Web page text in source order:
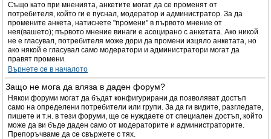
Също като при мненията, анкетите могат да се променят от
потребителя, който ги е пуснал, модератор и администратор. За да
промените анкета, натиснете "промени" в първото мнение от
нея(вашето); първото мнение винаги е асоцирано с анкетата. Ако никой
не е гласувал, потребителя може дори да промени изцяло анкетата, но
ако някой е гласувал само модератори и администратори могат да
правят промени.
Върнете се в началото
Защо не мога да вляза в даден форум?
Някои форуми могат да бъдат конфигурирани да позволяват достъп
само на определени потребители или групи. За да ги видите, разгледате,
пишете и т.н. в тези форуми, ще се нуждаете от специален достъп, който
може да ви бъде даден само от модераторите и администраторите.
Препоръчваме да се свържете с тях.